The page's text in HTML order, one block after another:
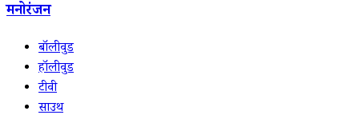
मनोरंजन
बॉलीवुड
हॉलीवुड
टीवी
साउथ